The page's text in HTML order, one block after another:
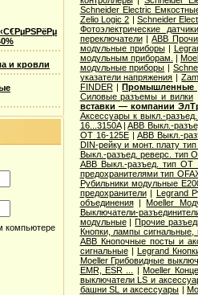
и кровли
компьютере
Schneider Electric
Zelio Logic 2 | Schneider
Фотоэлектрические датчики
переключатели|ABB
модульные приборы|
модульным приборам.
|
модульные приборы |
указатели напряжения |
FINDER|Промышленные
Cиловые разъемы и вилки
вставки — компании
Аксессуары к выкл.-
16...3150A|ABB Выкл.-
OT 16-125E| ABB Выкл.-
DIN-рейку и монт. плату
Выкл.-разъед. реверс. тип
ABB Выкл.-разъед. тип OT
предохранителями тип
Рубильники модульные
предохранители| Legrand
объединения|Moeller
Выключатели-
модульные|Прочие
Кнопки, лампы сигнальные,
ABB Кнопочные посты и
сигнальные| Legrand
Moeller Грибовидные
EMR, ESR ...
|Moeller
выключатели LS и
башни SL и аксессуары |